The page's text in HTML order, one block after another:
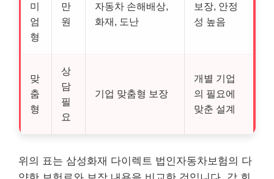
미
엄
형
만
원
자동차 손해배상,
화재, 도난
보장, 안정
성 높음
맞
춤
형
상
담
필
요
기업 맞춤형 보장
개별 기업
의 필요에
맞춘 설계
위의 표는 삼성화재 다이렉트 법인자동차보험의 다